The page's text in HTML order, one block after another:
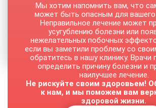
УБОД
Исключительно в условиях стационара
Солевая аддикция
Устойчивая ремиссия после курса
От 3500 руб.
Мы хотим напомнить вам, что
может быть опасным для вашего
Неправильное лечение может
усугублению болезни или
нежелательных побочных
если вы заметили проблему со
обратитесь в нашу клинику. Врачи
определить причину болезни и
наилучшее лечение.
Не рискуйте своим здоровьем!
к нам, и мы поможем вам
здоровой жизни.